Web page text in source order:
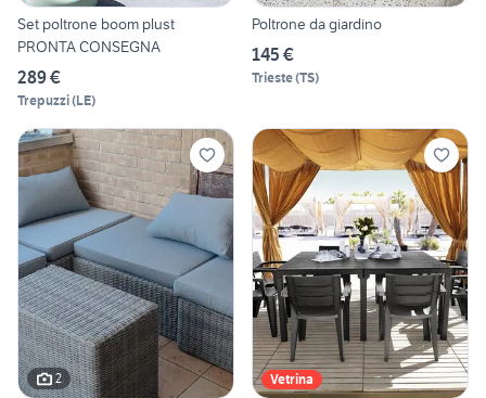
Set poltrone boom plust
PRONTA CONSEGNA
289 €
Trepuzzi(LE)
Poltrone da giardino
145 €
Trieste(TS)
2 Vetrina